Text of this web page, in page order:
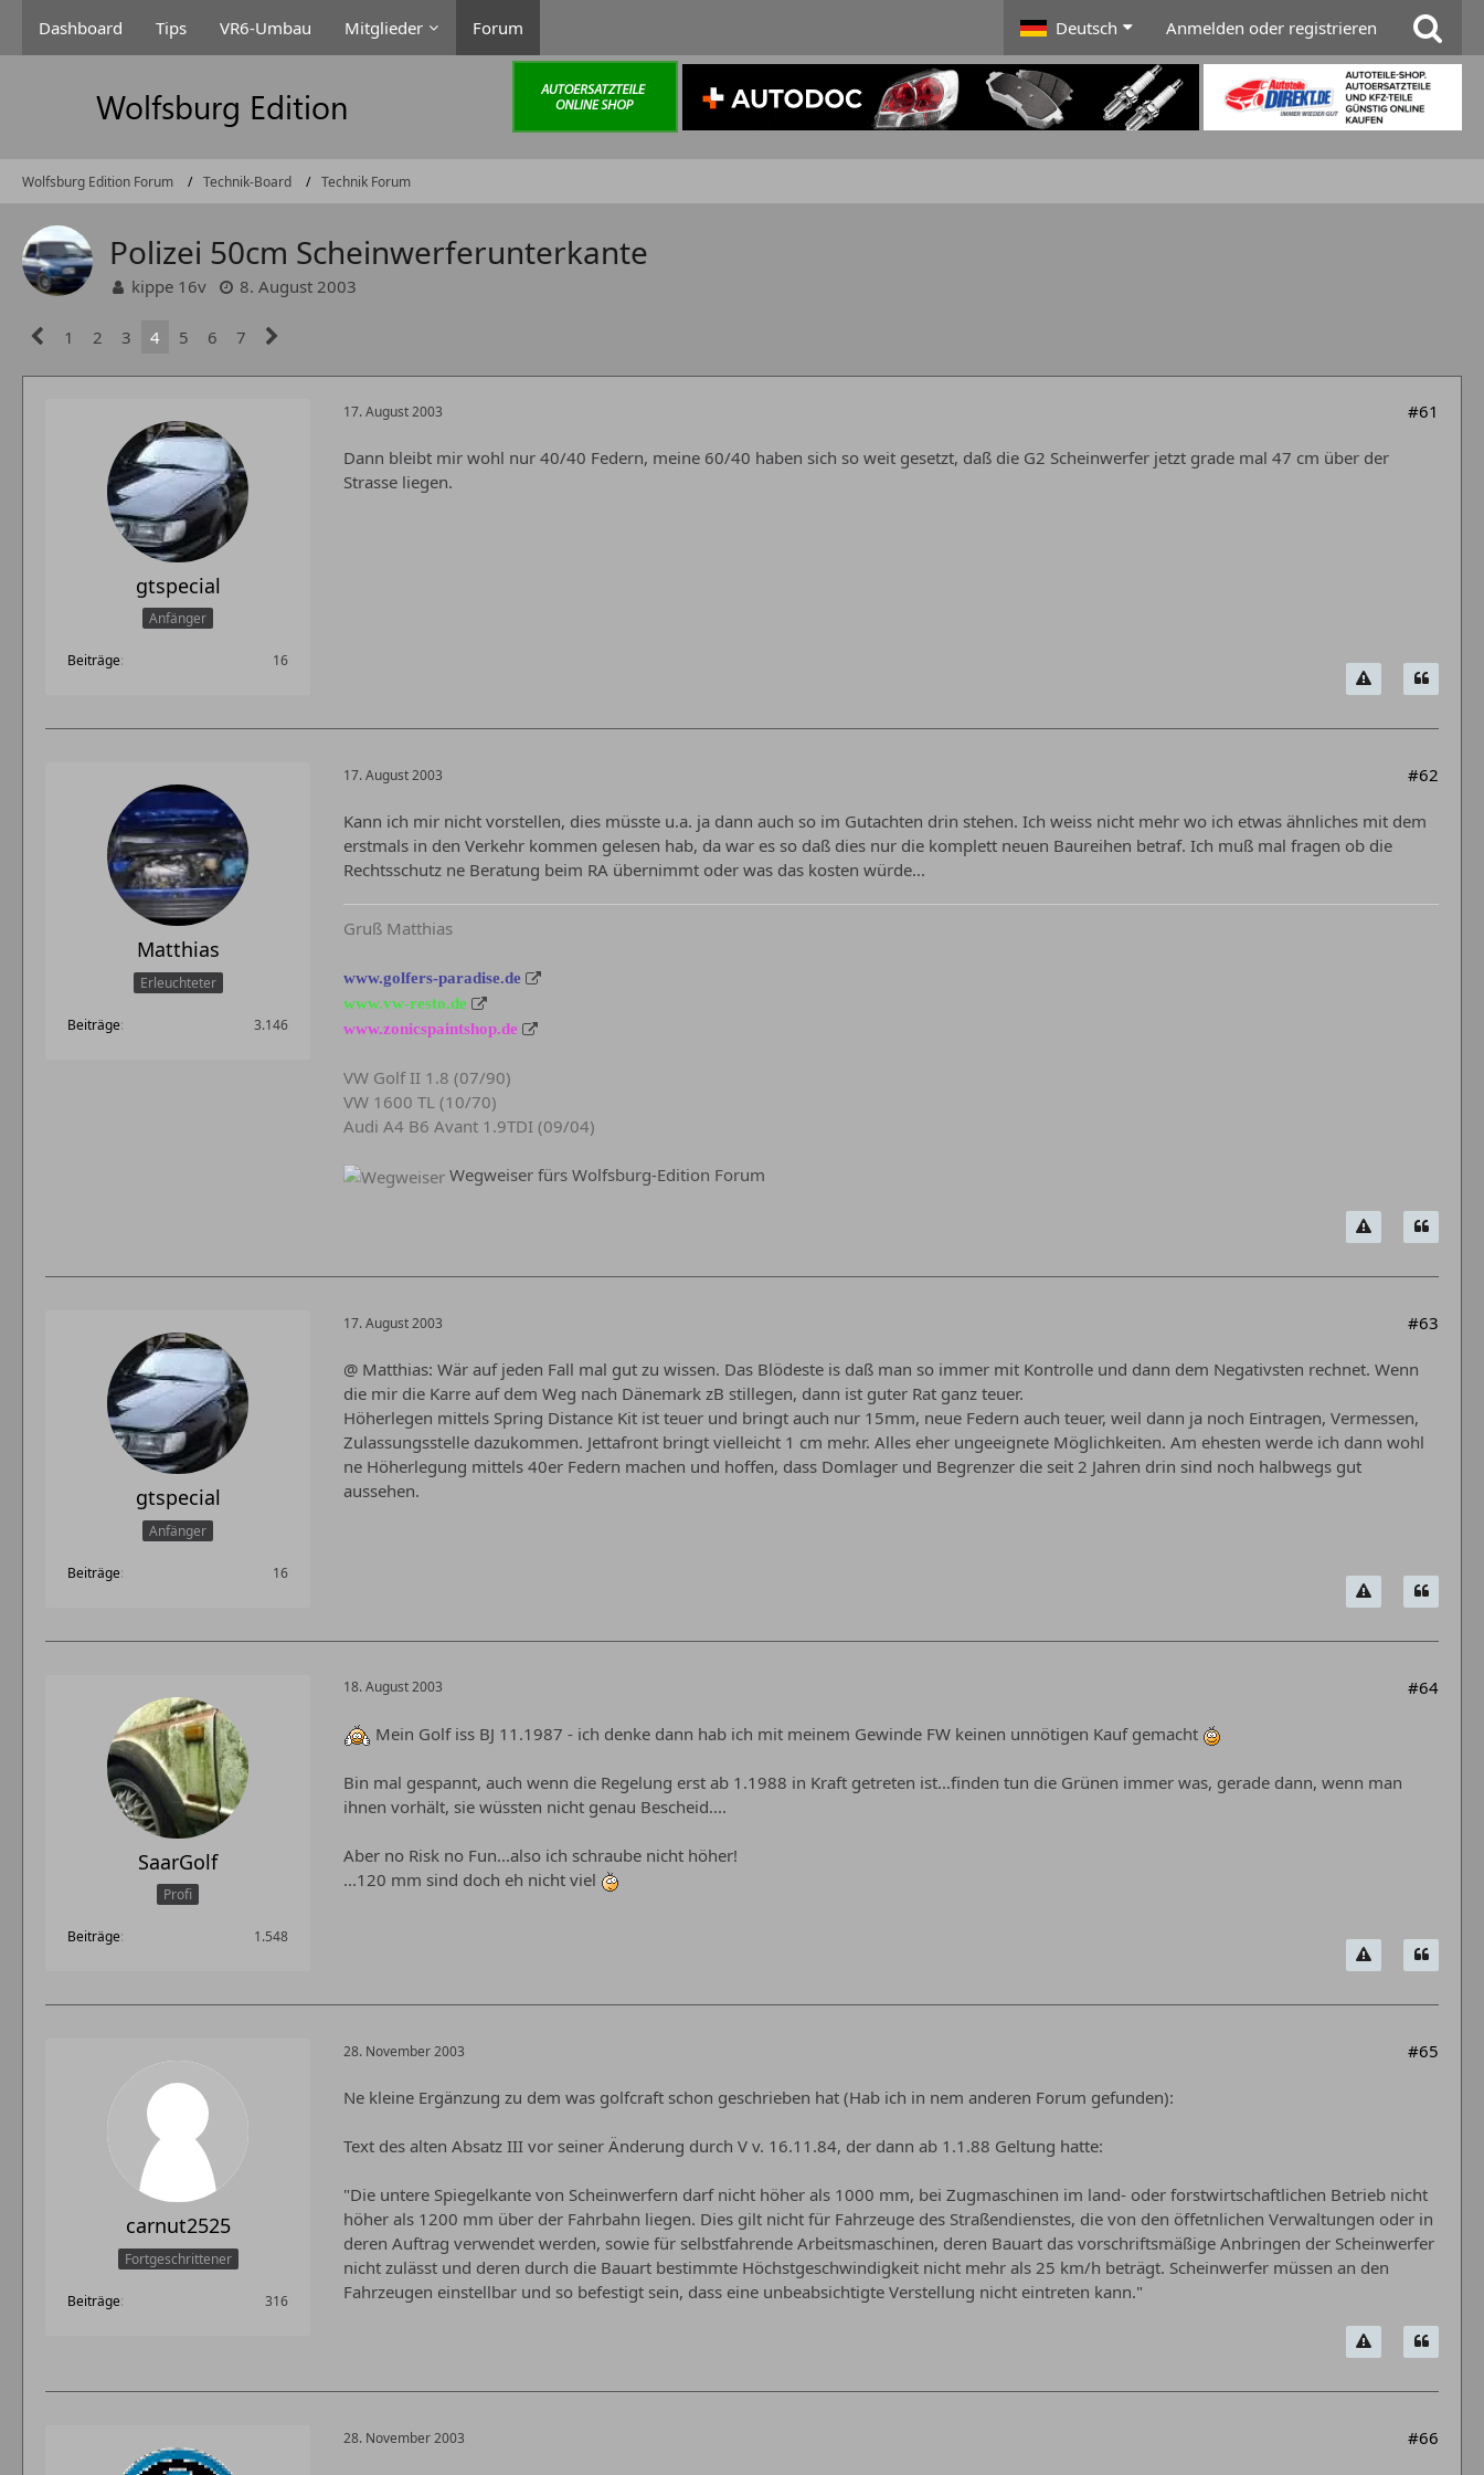
Dashboard Tips VR6-Umbau Mitglieder Forum Deutsch Anmelden oder registrieren
Wolfsburg Edition Forum Technik-Board Technik Forum
Polizei 50cm Scheinwerferunterkante
kippe 16v 8. August 2003
1 2 3 4 5 6 7
gtspecial
Anfänger
Beiträge 16
17. August 2003 #61
Dann bleibt mir wohl nur 40/40 Federn, meine 60/40 haben sich so weit gesetzt, daß die G2 Scheinwerfer jetzt grade mal 47 cm über der
Strasse liegen.
Matthias
Erleuchteter
Beiträge 3.146
17. August 2003 #62
Kann ich mir nicht vorstellen, dies müsste u.a. ja dann auch so im Gutachten drin stehen. Ich weiss nicht mehr wo ich etwas ähnliches mit dem
erstmals in den Verkehr kommen gelesen hab, da war es so daß dies nur die komplett neuen Baureihen betraf. Ich muß mal fragen ob die
Rechtsschutz ne Beratung beim RA übernimmt oder was das kosten würde...
Gruß Matthias
www.golfers-paradise.de
www.vw-resto.de
www.zonicspaintshop.de
VW Golf II 1.8 (07/90)
VW 1600 TL (10/70)
Audi A4 B6 Avant 1.9TDI (09/04)
Wegweiser fürs Wolfsburg-Edition Forum
gtspecial
Anfänger
Beiträge 16
17. August 2003 #63
@ Matthias: Wär auf jeden Fall mal gut zu wissen. Das Blödeste is daß man so immer mit Kontrolle und dann dem Negativsten rechnet. Wenn
die mir die Karre auf dem Weg nach Dänemark zB stillegen, dann ist guter Rat ganz teuer.
Höherlegen mittels Spring Distance Kit ist teuer und bringt auch nur 15mm, neue Federn auch teuer, weil dann ja noch Eintragen, Vermessen,
Zulassungsstelle dazukommen. Jettafront bringt vielleicht 1 cm mehr. Alles eher ungeeignete Möglichkeiten. Am ehesten werde ich dann wohl
ne Höherlegung mittels 40er Federn machen und hoffen, dass Domlager und Begrenzer die seit 2 Jahren drin sind noch halbwegs gut
aussehen.
SaarGolf
Profi
Beiträge 1.548
18. August 2003 #64
Mein Golf iss BJ 11.1987 - ich denke dann hab ich mit meinem Gewinde FW keinen unnötigen Kauf gemacht
Bin mal gespannt, auch wenn die Regelung erst ab 1.1988 in Kraft getreten ist...finden tun die Grünen immer was, gerade dann, wenn man
ihnen vorhält, sie wüssten nicht genau Bescheid....
Aber no Risk no Fun...also ich schraube nicht höher!
...120 mm sind doch eh nicht viel
carnut2525
Fortgeschrittener
Beiträge 316
28. November 2003 #65
Ne kleine Ergänzung zu dem was golfcraft schon geschrieben hat (Hab ich in nem anderen Forum gefunden):
Text des alten Absatz III vor seiner Änderung durch V v. 16.11.84, der dann ab 1.1.88 Geltung hatte:
"Die untere Spiegelkante von Scheinwerfern darf nicht höher als 1000 mm, bei Zugmaschinen im land- oder forstwirtschaftlichen Betrieb nicht
höher als 1200 mm über der Fahrbahn liegen. Dies gilt nicht für Fahrzeuge des Straßendienstes, die von den öffetnlichen Verwaltungen oder in
deren Auftrag verwendet werden, sowie für selbstfahrende Arbeitsmaschinen, deren Bauart das vorschriftsmäßige Anbringen der Scheinwerfer
nicht zulässt und deren durch die Bauart bestimmte Höchstgeschwindigkeit nicht mehr als 25 km/h beträgt. Scheinwerfer müssen an den
Fahrzeugen einstellbar und so befestigt sein, dass eine unbeabsichtigte Verstellung nicht eintreten kann."
28. November 2003 #66